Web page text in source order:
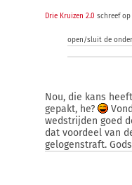
Drie Kruizen 2.0 schreef op
open/sluit de
Nou, die kans
gepakt, he?
wedstrijden goed
dat voordeel van
gelogenstraft.